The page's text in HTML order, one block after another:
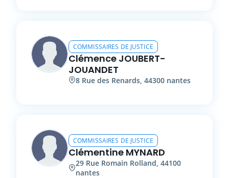
COMMISSAIRES DE JUSTICE
Clémence JOUBERT-
JOUANDET
8 Rue des Renards, 44300 nantes
COMMISSAIRES DE JUSTICE
Clémentine MYNARD
29 Rue Romain Rolland, 44100
nantes